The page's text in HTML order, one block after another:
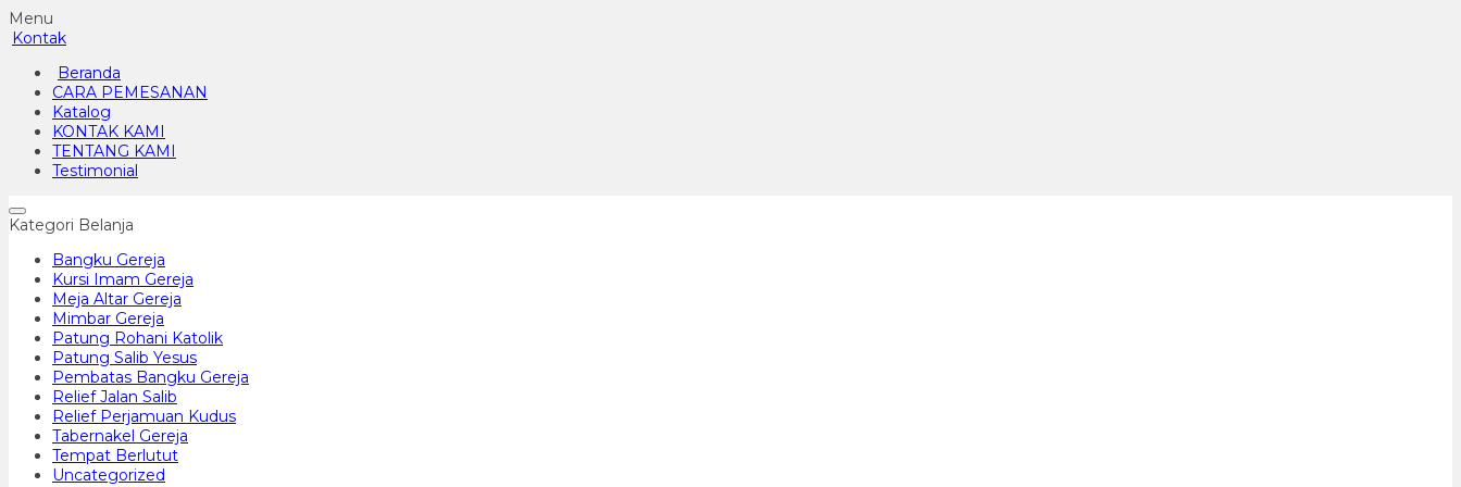
Menu
Kontak
Beranda
CARA PEMESANAN
Katalog
KONTAK KAMI
TENTANG KAMI
Testimonial
Kategori Belanja
Bangku Gereja
Kursi Imam Gereja
Meja Altar Gereja
Mimbar Gereja
Patung Rohani Katolik
Patung Salib Yesus
Pembatas Bangku Gereja
Relief Jalan Salib
Relief Perjamuan Kudus
Tabernakel Gereja
Tempat Berlutut
Uncategorized